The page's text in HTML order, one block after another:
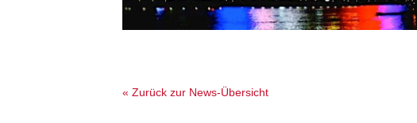
« Zurück zur News-Übersicht